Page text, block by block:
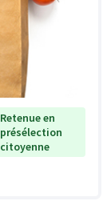
Retenue en
présélection
citoyenne